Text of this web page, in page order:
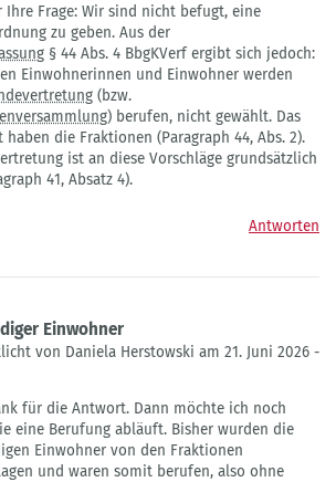
Ihre Frage: Wir sind nicht befugt, eine
zu geben. Aus der
§ 44 Abs. 4 BbgKVerf ergibt sich jedoch:
Einwohnerinnen und Einwohner werden
(bzw.
) berufen, nicht gewählt. Das
haben die Fraktionen (Paragraph 44, Abs. 2).
ist an diese Vorschläge grundsätzlich
41, Absatz 4).
Antworten
Einwohner
von Daniela Herstowski am 21. Juni 2026 -
für die Antwort. Dann möchte ich noch
eine Berufung abläuft. Bisher wurden die
Einwohner von den Fraktionen
und waren somit berufen, also ohne